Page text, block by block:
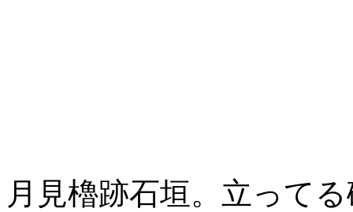
月見櫓跡石垣。立って